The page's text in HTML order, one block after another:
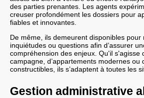
des parties prenantes. Les agents
creuser profondément les dossiers pour
fiables et innovantes.
De même, ils demeurent disponibles pour
inquiétudes ou questions afin d’assurer
compréhension des enjeux. Qu'il s'agisse
campagne, d’appartements modernes ou
constructibles, ils s’adaptent à toutes les
Gestion administrative